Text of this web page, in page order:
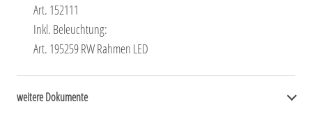
Art. 152111
Inkl. Beleuchtung:
Art. 195259 RW Rahmen LED
weitere Dokumente